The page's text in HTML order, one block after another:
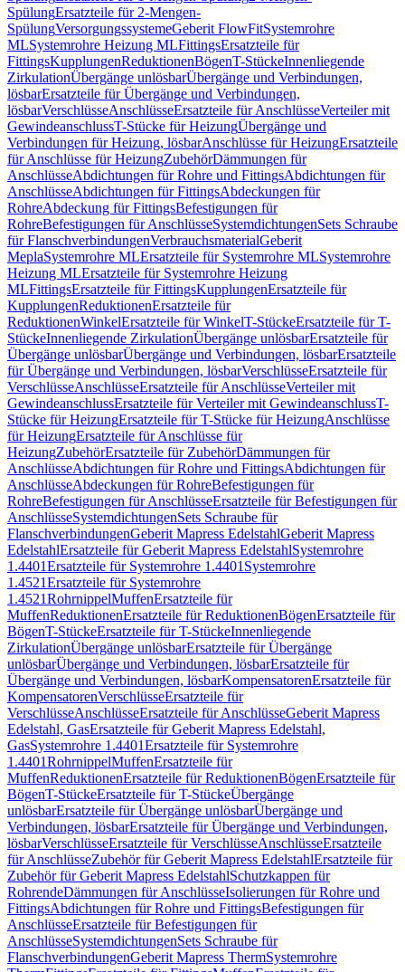
SpülungErsatzteile für 2-Mengen-
SpülungVersorgungssystemeGeberit FlowFitSystemrohre
MLSystemrohre Heizung MLFittingsErsatzteile für
FittingsKupplungenReduktionenBögenT-StückeInnenliegende
ZirkulationÜbergänge unlösbarÜbergänge und Verbindungen,
lösbarErsatzteile für Übergänge und Verbindungen,
lösbarVerschlüsseAnschlüsseErsatzteile für AnschlüsseVerteiler mit
GewindeanschlussT-Stücke für HeizungÜbergänge und
Verbindungen für Heizung, lösbarAnschlüsse für HeizungErsatzteile
für Anschlüsse für HeizungZubehörDämmungen für
AnschlüsseAbdichtungen für Rohre und FittingsAbdichtungen für
AnschlüsseAbdichtungen für FittingsAbdeckungen für
RohreAbdeckung für FittingsBefestigungen für
RohreBefestigungen für AnschlüsseSystemdichtungenSets Schraube
für FlanschverbindungenVerbrauchsmaterialGeberit
MeplaSystemrohre MLErsatzteile für Systemrohre MLSystemrohre
Heizung MLErsatzteile für Systemrohre Heizung
MLFittingsErsatzteile für FittingsKupplungenErsatzteile für
KupplungenReduktionenErsatzteile für
ReduktionenWinkelErsatzteile für WinkelT-StückeErsatzteile für T-
StückeInnenliegende ZirkulationÜbergänge unlösbarErsatzteile für
Übergänge unlösbarÜbergänge und Verbindungen, lösbarErsatzteile
für Übergänge und Verbindungen, lösbarVerschlüsseErsatzteile für
VerschlüsseAnschlüsseErsatzteile für AnschlüsseVerteiler mit
GewindeanschlussErsatzteile für Verteiler mit GewindeanschlussT-
Stücke für HeizungErsatzteile für T-Stücke für HeizungAnschlüsse
für HeizungErsatzteile für Anschlüsse für
HeizungZubehörErsatzteile für ZubehörDämmungen für
AnschlüsseAbdichtungen für Rohre und FittingsAbdichtungen für
AnschlüsseAbdeckungen für RohreBefestigungen für
RohreBefestigungen für AnschlüsseErsatzteile für Befestigungen für
AnschlüsseSystemdichtungenSets Schraube für
FlanschverbindungenGeberit Mapress EdelstahlGeberit Mapress
EdelstahlErsatzteile für Geberit Mapress EdelstahlSystemrohre
1.4401Ersatzteile für Systemrohre 1.4401 Systemrohre
1.4521Ersatzteile für Systemrohre
1.4521RohrnippelMuffenErsatzteile für
MuffenReduktionenErsatzteile für ReduktionenBögenErsatzteile für
BögenT-StückeErsatzteile für T-StückeInnenliegende
ZirkulationÜbergänge unlösbarErsatzteile für Übergänge
unlösbarÜbergänge und Verbindungen, lösbarErsatzteile für
Übergänge und Verbindungen, lösbarKompensatorenErsatzteile für
KompensatorenVerschlüsseErsatzteile für
VerschlüsseAnschlüsseErsatzteile für AnschlüsseGeberit Mapress
Edelstahl, GasErsatzteile für Geberit Mapress Edelstahl,
GasSystemrohre 1.4401Ersatzteile für Systemrohre
1.4401RohrnippelMuffenErsatzteile für
MuffenReduktionenErsatzteile für ReduktionenBögenErsatzteile für
BögenT-StückeErsatzteile für T-StückeÜbergänge
unlösbarErsatzteile für Übergänge unlösbarÜbergänge und
Verbindungen, lösbarErsatzteile für Übergänge und Verbindungen,
lösbarVerschlüsseErsatzteile für VerschlüsseAnschlüsseErsatzteile
für AnschlüsseZubehör für Geberit Mapress EdelstahlErsatzteile für
Zubehör für Geberit Mapress EdelstahlSchutzkappen für
RohrendeDämmungen für AnschlüsseIsolierungen für Rohre und
FittingsAbdichtungen für Rohre und FittingsBefestigungen für
AnschlüsseErsatzteile für Befestigungen für
AnschlüsseSystemdichtungenSets Schraube für
FlanschverbindungenGeberit Mapress ThermSystemrohre